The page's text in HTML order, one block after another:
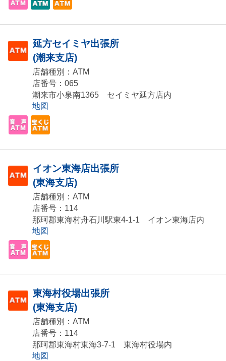
延方セイミヤ出張所
(潮来支店)
店舗種別：ATM
店番号：065
潮来市小泉南1365 セイミヤ延方店内
地図
イオン東海店出張所
(東海支店)
店舗種別：ATM
店番号：114
那珂郡東海村舟石川駅東4-1-1 イオン東海店内
地図
東海村役場出張所
(東海支店)
店舗種別：ATM
店番号：114
那珂郡東海村東海3-7-1 東海村役場内
地図